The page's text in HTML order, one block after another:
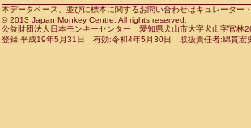
CercopithecidaePapio anubis(0)
CercopithecidaePapio cynocephalus
CercopithecidaePapio hamadryas(0)
CebidaeSaguinus leucopus(0)
CebidaeSaguinus midas(0)
Cebidae Saguinus mystax(0)
本データベース、並びに標本に関するお問い合わせはキュレータ
© 2013 Japan Monkey Centre. All rights reserved.
公益財団法人日本モンキーセンター 愛知県犬山市大字犬山字官
登録:平成19年5月31日 有効:令和4年5月30日 取扱責任者:綿貫宏